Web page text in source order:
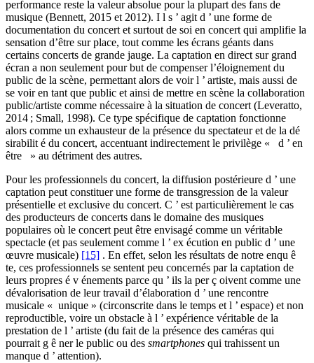
performance reste la valeur absolue pour la plupart des fans de
musique (Bennett, 2015 et 2012). I l s ’ agit d ’ une forme de
documentation du concert et surtout de soi en concert qui amplifie la
sensation d’être sur place, tout comme les écrans géants dans
certains concerts de grande jauge. La captation en direct sur grand
écran a non seulement pour but de compenser l’éloignement du
public de la scène, permettant alors de voir l ’ artiste, mais aussi de
se voir en tant que public et ainsi de mettre en scène la collaboration
public/artiste comme nécessaire à la situation de concert (Leveratto,
2014 ; Small, 1998). Ce type spécifique de captation fonctionne
alors comme un exhausteur de la présence du spectateur et de la dé
sirabilit é du concert, accentuant indirectement le privilège « d ’ en
être » au détriment des autres.
Pour les professionnels du concert, la diffusion postérieure d ’ une
captation peut constituer une forme de transgression de la valeur
présentielle et exclusive du concert. C ’ est particulièrement le cas
des producteurs de concerts dans le domaine des musiques
populaires où le concert peut être envisagé comme un véritable
spectacle (et pas seulement comme l ’ ex écution en public d ’ une
œuvre musicale) [15] . En effet, selon les résultats de notre enqu ê
te, ces professionnels se sentent peu concernés par la captation de
leurs propres é v énements parce qu ’ ils la per ç oivent comme une
dévalorisation de leur travail d’élaboration d ’ une rencontre
musicale « unique » (circonscrite dans le temps et l ’ espace) et non
reproductible, voire un obstacle à l ’ expérience véritable de la
prestation de l ’ artiste (du fait de la présence des caméras qui
pourrait g ê ner le public ou des smartphones qui trahissent un
manque d ’ attention).